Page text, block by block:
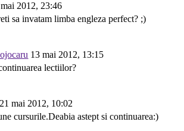
2012, 23:46
sa invatam limba engleza perfect? ;)
13 mai 2012, 13:15
lectiilor?
mai 2012, 10:02
cursurile.Deabia astept si continuarea:)